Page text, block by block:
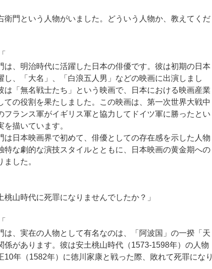
衛門という人物がいました。どういう人物か、教えてくだ
は、明治時代に活躍した日本の俳優です。彼は初期の日本
し、「大名」、「白浪五人男」などの映画に出演しまし
は「無名戦士たち」という映画で、日本における映画産業
ての役割を果たしました。この映画は、第一次世界大戦中
フランス軍がイギリス軍と協力してドイツ軍に勝ったとい
を描いています。
は日本映画界で初めて、俳優としての存在感を示した人物
特な劇的な演技スタイルとともに、日本映画の黄金期への
した。
桃山時代に死罪になりませんでしたか？」
は、実在の人物として有名なのは、「阿波国」の一揆「天
係があります。彼は安土桃山時代（1573-1598年）の人物
10年（1582年）に徳川家康と戦った際、敗れて死罪になり